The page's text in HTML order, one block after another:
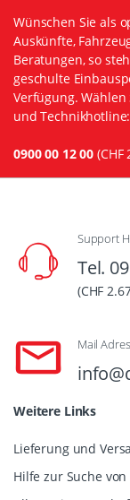
Wünschen Sie als
Auskünfte,
Beratungen, so
geschulte
Verfügung.
und Technikhotline:
0900 00 12 00
Support
Tel.
(CHF
Mail
Weitere Links
Lieferung und
Hilfe zur Suche